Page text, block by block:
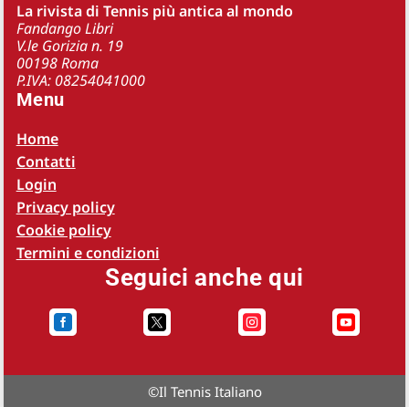
La rivista di Tennis più antica al mondo
Fandango Libri
V.le Gorizia n. 19
00198 Roma
P.IVA: 08254041000
Menu
Home
Contatti
Login
Privacy policy
Cookie policy
Termini e condizioni
Seguici anche qui
   
©Il Tennis Italiano